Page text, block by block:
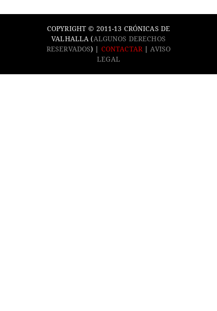
COPYRIGHT © 2011-13 CRÓNICAS DE
VALHALLA (ALGUNOS DERECHOS
RESERVADOS) | CONTACTAR
AVISO
LEGAL